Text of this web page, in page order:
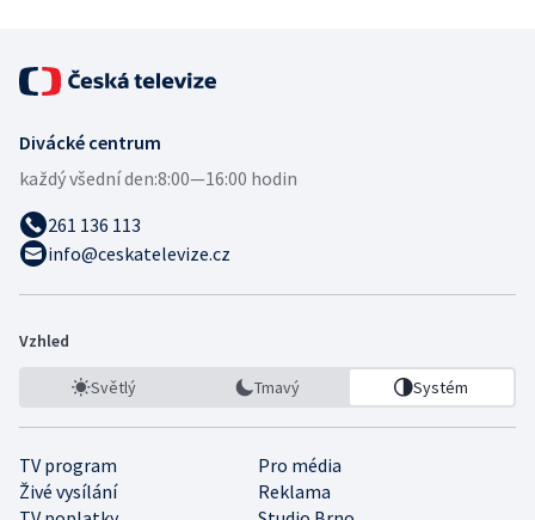
Divácké centrum
každý všední den:8:00—16:00 hodin
261 136 113
info@ceskatelevize.cz
Vzhled
Světlý Tmavý Systém
TV program
Pro média
Živé vysílání
Reklama